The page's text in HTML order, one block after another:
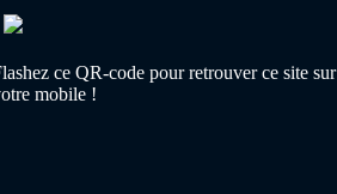
ce QR-code pour retrouver ce site sur
mobile !